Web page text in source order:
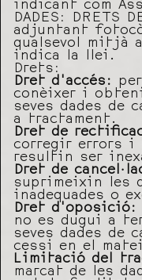
indicant com
DADES: DRETS
adjuntant
qualsevol mitjà
indica la llei.
Drets:
Dret d’accés:
conèixer i
seves dades de
a tractament.
Dret de
corregir errors i
resultin ser
Dret de
suprimeixin les
inadequades o
Dret d’oposició:
no es dugui a
seves dades de
cessi en el
Limitació del
marcat de les